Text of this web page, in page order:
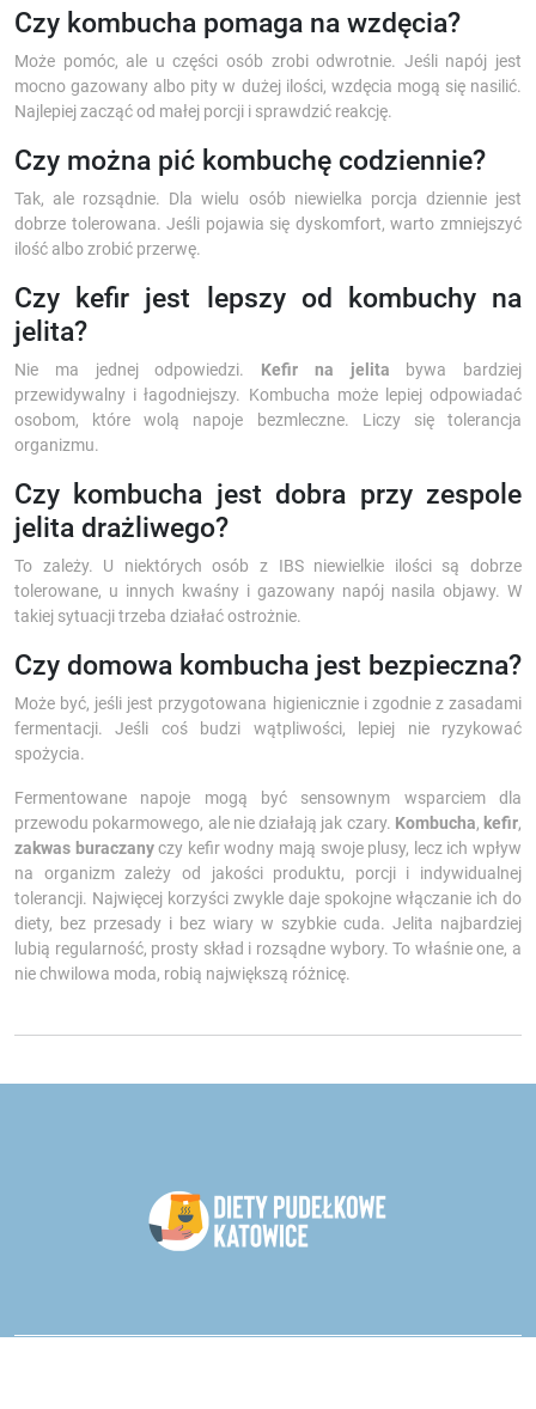
Czy kombucha pomaga na wzdęcia?
Może pomóc, ale u części osób zrobi odwrotnie. Jeśli napój jest
mocno gazowany albo pity w dużej ilości, wzdęcia mogą się nasilić.
Najlepiej zacząć od małej porcji i sprawdzić reakcję.
Czy można pić kombuchę codziennie?
Tak, ale rozsądnie. Dla wielu osób niewielka porcja dziennie jest
dobrze tolerowana. Jeśli pojawia się dyskomfort, warto zmniejszyć
ilość albo zrobić przerwę.
Czy kefir jest lepszy od kombuchy na
jelita?
Nie ma jednej odpowiedzi. Kefir na jelita bywa bardziej
przewidywalny i łagodniejszy. Kombucha może lepiej odpowiadać
osobom, które wolą napoje bezmleczne. Liczy się tolerancja
organizmu.
Czy kombucha jest dobra przy zespole
jelita drażliwego?
To zależy. U niektórych osób z IBS niewielkie ilości są dobrze
tolerowane, u innych kwaśny i gazowany napój nasila objawy. W
takiej sytuacji trzeba działać ostrożnie.
Czy domowa kombucha jest bezpieczna?
Może być, jeśli jest przygotowana higienicznie i zgodnie z zasadami
fermentacji. Jeśli coś budzi wątpliwości, lepiej nie ryzykować
spożycia.
Fermentowane napoje mogą być sensownym wsparciem dla
przewodu pokarmowego, ale nie działają jak czary. Kombucha, kefir,
zakwas buraczanyczy kefir wodny mają swoje plusy, lecz ich wpływ
na organizm zależy od jakości produktu, porcji i indywidualnej
tolerancji. Najwięcej korzyści zwykle daje spokojne włączanie ich do
diety, bez przesady i bez wiary w szybkie cuda. Jelita najbardziej
lubią regularność, prosty skład i rozsądne wybory. To właśnie one, a
nie chwilowa moda, robią największą różnicę.